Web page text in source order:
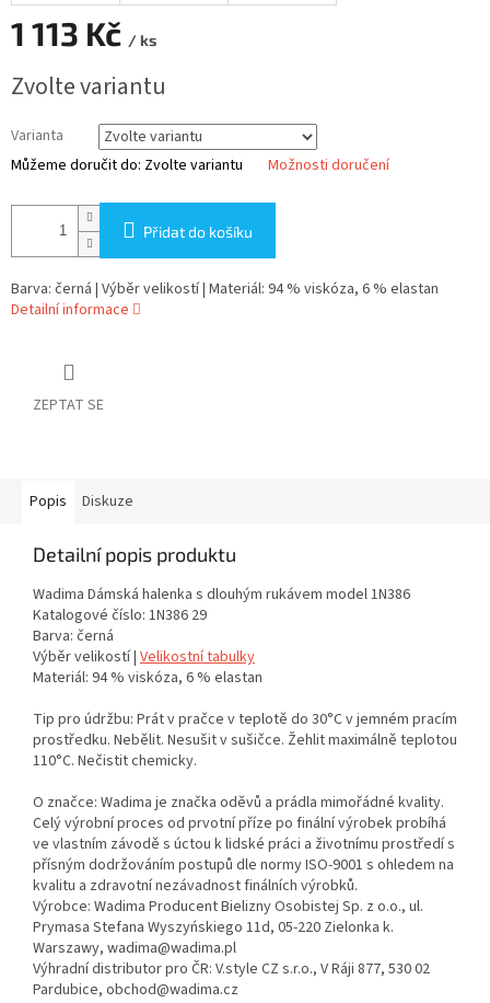
1 113 Kč / ks
cena:
Zvolte variantu
Varianta
Můžeme doručit do: Zvolte variantu Možnosti doručení
Přidat do košíku
Barva: černá | Výběr velikostí | Materiál: 94 % viskóza, 6 % elastan
Detailní informace
ZEPTAT SE
Popis Diskuze
Detailní popis produktu
Wadima Dámská halenka s dlouhým rukávem model 1N386
Katalogové číslo: 1N386 29
Barva: černá
Výběr velikostí | Velikostní tabulky
Materiál: 94 % viskóza, 6 % elastan
Tip pro údržbu: Prát v pračce v teplotě do 30°C v jemném pracím
prostředku. Nebělit. Nesušit v sušičce. Žehlit maximálně teplotou
110°C. Nečistit chemicky.
O značce: Wadima je značka oděvů a prádla mimořádné kvality.
Celý výrobní proces od prvotní příze po finální výrobek probíhá
ve vlastním závodě s úctou k lidské práci a životnímu prostředí s
přísným dodržováním postupů dle normy ISO-9001 s ohledem na
kvalitu a zdravotní nezávadnost finálních výrobků.
Výrobce: Wadima Producent Bielizny Osobistej Sp. z o.o., ul.
Prymasa Stefana Wyszyńskiego 11d, 05-220 Zielonka k.
Warszawy, wadima@wadima.pl
Výhradní distributor pro ČR: V.style CZ s.r.o., V Ráji 877, 530 02
Pardubice, obchod@wadima.cz